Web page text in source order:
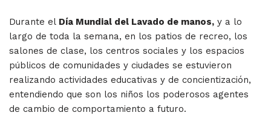
Durante el Día Mundial del Lavado de manos, y a lo
largo de toda la semana, en los patios de recreo, los
salones de clase, los centros sociales y los espacios
públicos de comunidades y ciudades se estuvieron
realizando actividades educativas y de concientización,
entendiendo que son los niños los poderosos agentes
de cambio de comportamiento a futuro.